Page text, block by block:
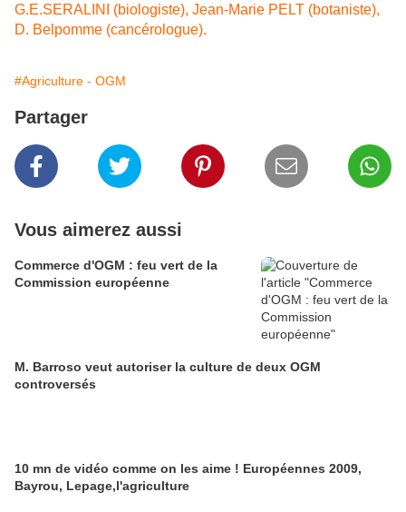
G.E.SERALINI (biologiste), Jean-Marie PELT (botaniste),
D. Belpomme (cancérologue).
#Agriculture - OGM
Partager
Vous aimerez aussi
Commerce d'OGM : feu vert de la
Commission européenne
M. Barroso veut autoriser la culture de deux OGM
controversés
10 mn de vidéo comme on les aime ! Européennes 2009,
Bayrou, Lepage,l'agriculture